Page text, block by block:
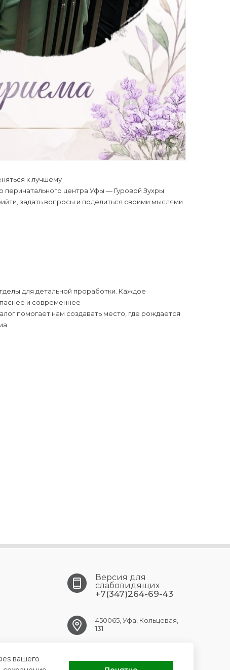
к лучшему
перинатального центра Уфы — Гуровой Зухры
задать вопросы и поделиться своими мыслями
для детальной проработки. Каждое
и современнее
помогает нам создавать место, где рождается
Версия для
слабовидящих
+7(347)264-69-43
450065, Уфа, Кольцевая,
131
вашего